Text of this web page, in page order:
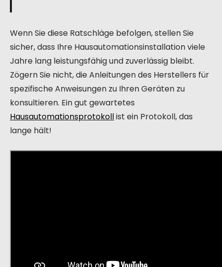
Wenn Sie diese Ratschläge befolgen, stellen Sie
sicher, dass Ihre Hausautomationsinstallation viele
Jahre lang leistungsfähig und zuverlässig bleibt.
Zögern Sie nicht, die Anleitungen des Herstellers für
spezifische Anweisungen zu Ihren Geräten zu
konsultieren. Ein gut gewartetes
Hausautomationsprotokollist ein Protokoll, das
lange hält!